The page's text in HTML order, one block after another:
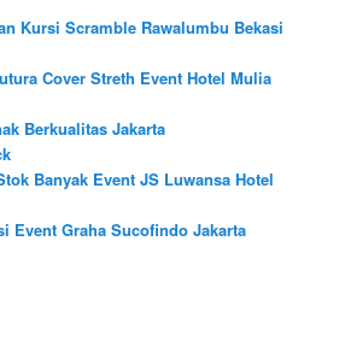
Kursi Scramble Rawalumbu Bekasi
Cover Streth Event Hotel Mulia
Berkualitas Jakarta
Banyak Event JS Luwansa Hotel
Event Graha Sucofindo Jakarta